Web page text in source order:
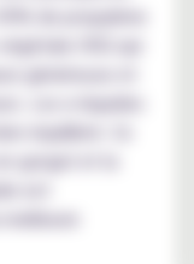
de propylène
(VG) qui
généreuse et
Les e-liquides
équilibré. Ce
est